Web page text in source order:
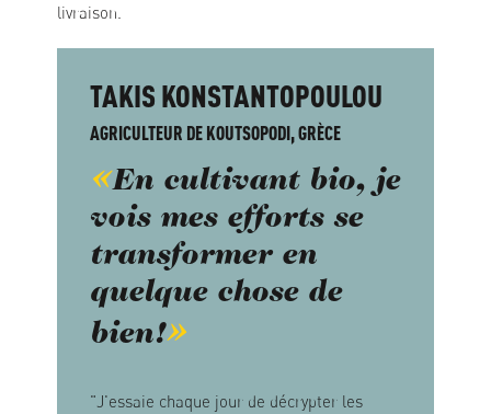
livraison.
TAKIS KONSTANTOPOULOU
AGRICULTEUR DE KOUTSOPODI, GRÈCE
En cultivant bio, je
vois mes efforts se
transformer en
quelque chose de
bien!
"J'essaie chaque jour de décrypter les